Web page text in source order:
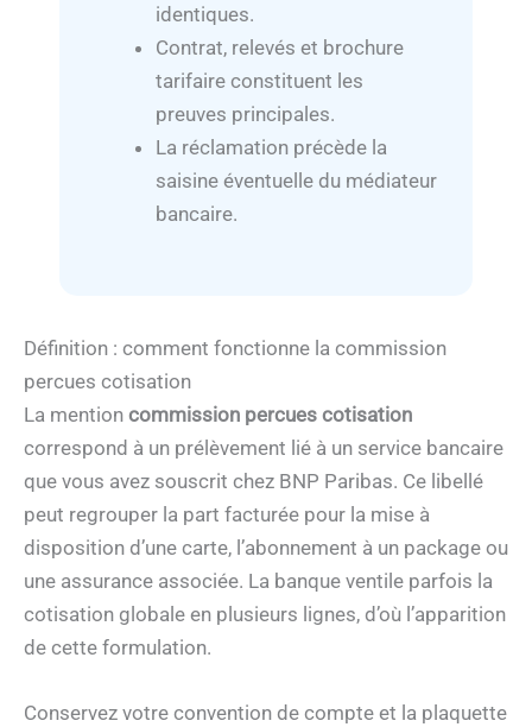
identiques.
Contrat, relevés et brochure
tarifaire constituent les
preuves principales.
La réclamation précède la
saisine éventuelle du médiateur
bancaire.
Définition : comment fonctionne la commission
percues cotisation
La mention commission percues cotisation
correspond à un prélèvement lié à un service bancaire
que vous avez souscrit chez BNP Paribas. Ce libellé
peut regrouper la part facturée pour la mise à
disposition d’une carte, l’abonnement à un package ou
une assurance associée. La banque ventile parfois la
cotisation globale en plusieurs lignes, d’où l’apparition
de cette formulation.
Conservez votre convention de compte et la plaquette